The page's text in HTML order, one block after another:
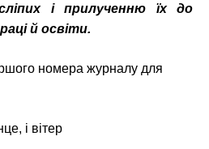
іпихіприлученню їх
до
й освіти.
номера журналу для
і вітер